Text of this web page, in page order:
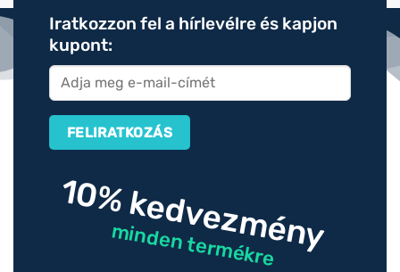
Iratkozzon fel a hírlevélre és kapjon
kupont:
10% kedvezmény
minden termékre